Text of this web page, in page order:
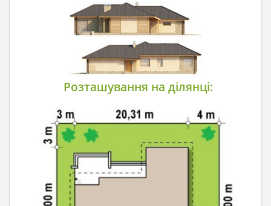
Розташування на ділянці: